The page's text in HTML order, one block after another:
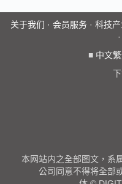
关于我们 · 会员服务· 科技
·
■ 中文
本网站内之全部图文，系
公司同意不得将全部